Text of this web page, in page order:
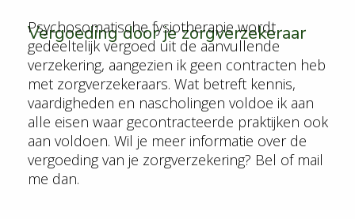
Vergoeding door je zorgverzekeraar
Psychosomatische fysiotherapie wordt
gedeeltelijk vergoed uit de aanvullende
verzekering, aangezien ik geen contracten heb
met zorgverzekeraars. Wat betreft kennis,
vaardigheden en nascholingen voldoe ik aan
alle eisen waar gecontracteerde praktijken ook
aan voldoen. Wil je meer informatie over de
vergoeding van je zorgverzekering? Bel of mail
me dan.